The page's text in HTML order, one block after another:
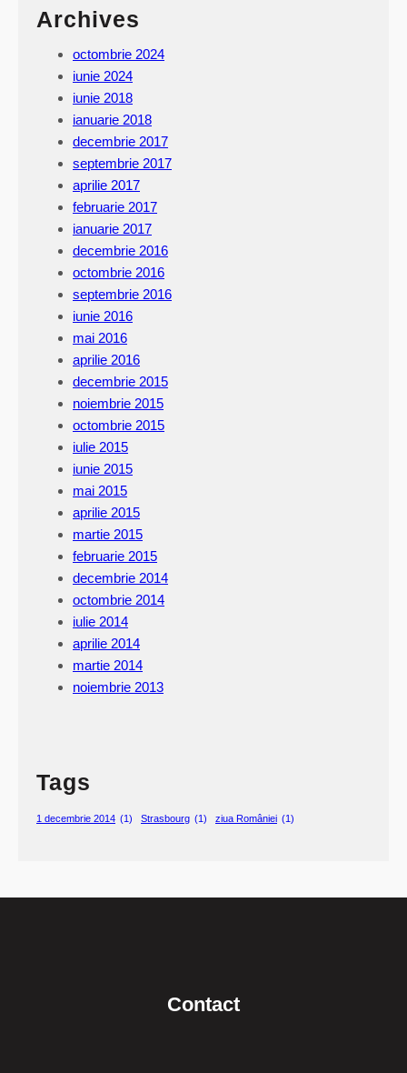
Archives
octombrie 2024
iunie 2024
iunie 2018
ianuarie 2018
decembrie 2017
septembrie 2017
aprilie 2017
februarie 2017
ianuarie 2017
decembrie 2016
octombrie 2016
septembrie 2016
iunie 2016
mai 2016
aprilie 2016
decembrie 2015
noiembrie 2015
octombrie 2015
iulie 2015
iunie 2015
mai 2015
aprilie 2015
martie 2015
februarie 2015
decembrie 2014
octombrie 2014
iulie 2014
aprilie 2014
martie 2014
noiembrie 2013
Tags
1 decembrie 2014 (1) Strasbourg (1) ziua României (1)
Contact